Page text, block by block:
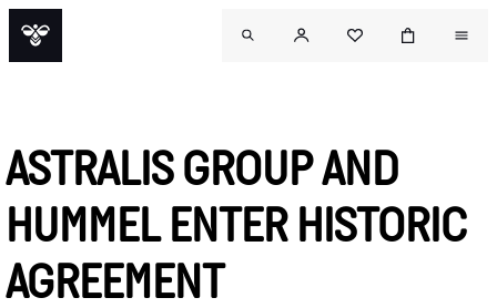
ASTRALIS GROUP AND
HUMMEL ENTER HISTORIC
AGREEMENT